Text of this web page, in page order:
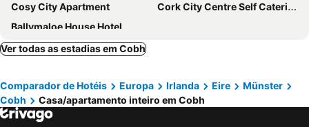
Cosy City Apartment
Cork City Centre Self Catering Apartment
Ballymaloe House Hotel
Ver todas as estadias em Cobh
Comparador de Hotéis Europa Irlanda Eire
Münster
Cobh
Casa/apartamento inteiro em Cobh